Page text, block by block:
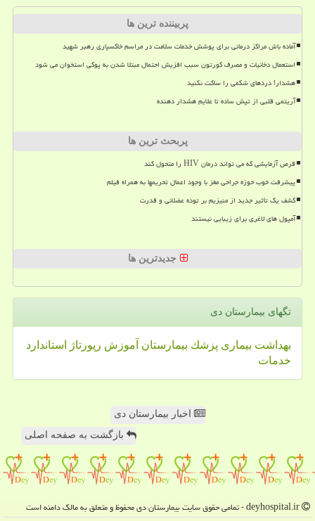
پربیننده ترین ها
آماده باش مراکز درمانی برای پوشش خدمات سلامت در مراسم خاکسپاری رهبر شهید
استعمال دخانیات و مصرف کورتون سبب افزیش احتمال مبتلا شدن به پوکی استخوان می شود
هشدار! دردهای شکمی را ساکت نکنید
آریتمی قلبی از تپش ساده تا علایم هشدار دهنده
پربحث ترین ها
قرص آزمایشی که می تواند درمان HIV را متحول کند
پیشرفت خوب حوزه جراحی مغز با وجود اعمال تحریمها به همراه فیلم
کشف یک تأثیر جدید از منیزیم بر توده عضلانی و قدرت
آمپول های لاغری برای زیبایی نیستند
جدیدترین ها
تگهای بیمارستان دی
بهداشت بیماری پزشك بیمارستان آموزش رپورتاژ
استاندارد
خدمات
اخبار بیمارستان دی
بازگشت به صفحه اصلی